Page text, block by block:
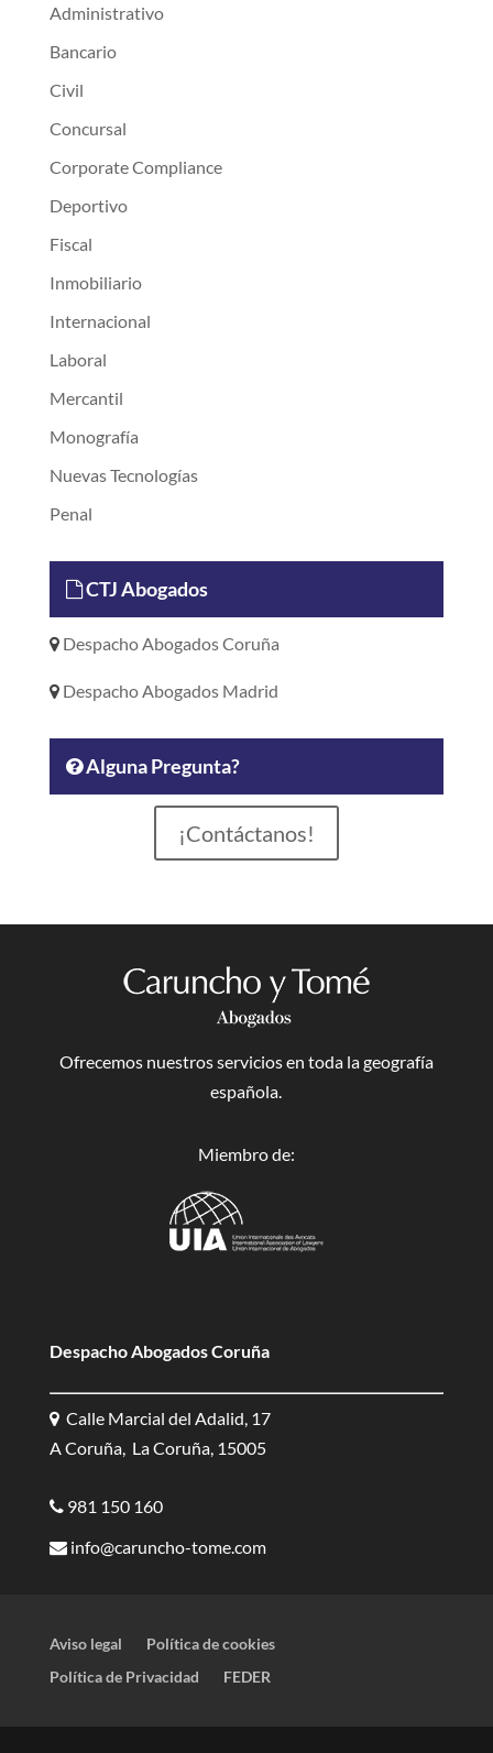
Administrativo
Bancario
Civil
Concursal
Corporate Compliance
Deportivo
Fiscal
Inmobiliario
Internacional
Laboral
Mercantil
Monografía
Nuevas Tecnologías
Penal
CTJ Abogados
Despacho Abogados Coruña
Despacho Abogados Madrid
Alguna Pregunta?
¡Contáctanos!
Ofrecemos nuestros servicios en toda la geografía
española.
Miembro de:
Despacho Abogados Coruña
Calle Marcial del Adalid, 17
A Coruña, La Coruña, 15005
981 150 160
info@caruncho-tome.com
Aviso legal
Política de cookies
Política de Privacidad
FEDER